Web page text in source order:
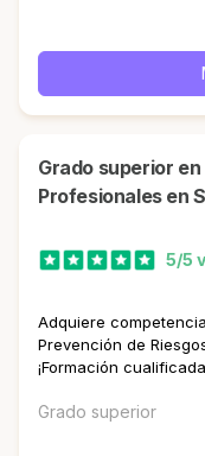
Grado superior en Prevención de Riesgos
Profesionales en
5/5
Adquiere
Prevención de
¡Formación
Grado superior